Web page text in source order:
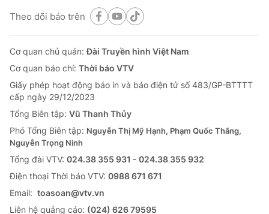
VTV Money VTV Thể thao
VTV Sức khoẻ
Thị trường 24h Tấm lòng Việt
VTV4 Vươn mình bằng AI
VTV9 VTV8
Theo dõi báo trên
Cơ quan chủ quản:Đài Truyền hình Việt Nam
Cơ quan báo chí: Thời báo VTV
Giấy phép hoạt động báo in và báo điện tử số 483/GP-BTTTT
cấp ngày 29/12/2023
Tổng Biên tập: Vũ Thanh Thủy
Phó Tổng Biên tập: Nguyễn Thị Mỹ Hạnh, Phạm Quốc Thắng,
Nguyễn Trọng Ninh
Tổng đài VTV: 024.38 355 931 - 024.38 355 932
Ðiện thoại Thời báo VTV: 0988 671 671
Email: toasoan@vtv.vn
Liên hệ quảng cáo: (024) 626 79595